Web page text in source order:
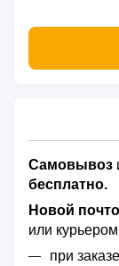
Самовывоз
бесплатно.
Новой
или
при